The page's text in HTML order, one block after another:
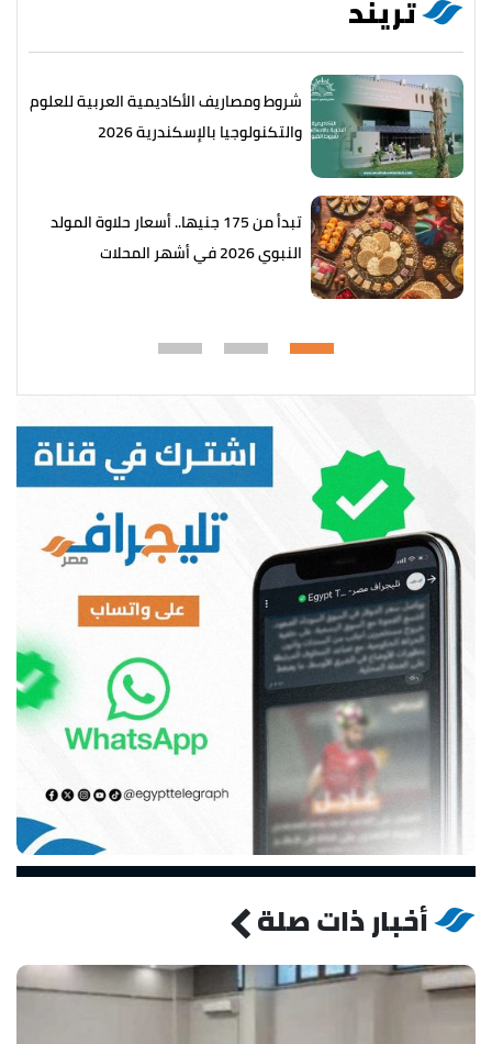
تريند
شروط ومصاريف الأكاديمية العربية للعلوم
والتكنولوجيا بالإسكندرية 2026
تبدأ من 175 جنيها.. أسعار حلاوة المولد
النبوي 2026 في أشهر المحلات
أخبار ذات صلة